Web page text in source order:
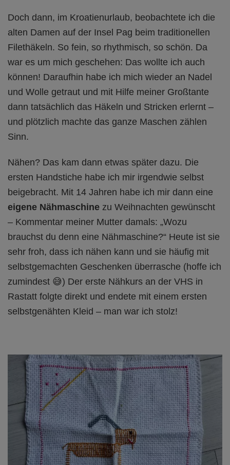
Doch dann, im Kroatienurlaub, beobachtete ich die
alten Damen auf der Insel Pag beim traditionellen
Filethäkeln. So fein, so rhythmisch, so schön. Da
war es um mich geschehen: Das wollte ich auch
können! Daraufhin habe ich mich wieder an Nadel
und Wolle getraut und mit Hilfe meiner Großtante
dann tatsächlich das Häkeln und Stricken erlernt –
und plötzlich machte das ganze Maschen zählen
Sinn.
Nähen? Das kam dann etwas später dazu. Die
ersten Handstiche habe ich mir irgendwie selbst
beigebracht. Mit 14 Jahren habe ich mir dann eine
eigene Nähmaschine zu Weihnachten gewünscht
– Kommentar meiner Mutter damals: „Wozu
brauchst du denn eine Nähmaschine?“ Heute ist sie
sehr froh, dass ich nähen kann und sie häufig mit
selbstgemachten Geschenken überrasche (hoffe ich
zumindest 😅) Der erste Nähkurs an der VHS in
Rastatt folgte direkt und endete mit einem ersten
selbstgenähten Kleid – man war ich stolz!